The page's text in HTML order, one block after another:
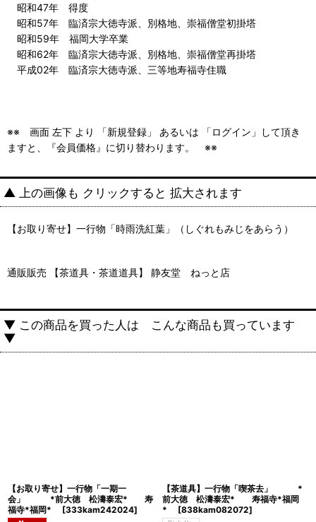
昭和47年 得度
昭和57年 臨済宗大徳寺派、別格地、崇福僧堂初掛塔
昭和59年 福岡大学卒業
昭和62年 臨済宗大徳寺派、別格地、崇福僧堂再掛塔
平成02年 臨済宗大徳寺派、三等地寿福寺住職
※※ 画面 左下 より 「新規登録」 あるいは 「ログイン」して頂き
ますと、『会員価格』に切り替わります。 ※※
▲ 上の画像も クリックすると 拡大されます
【お取り寄せ】一行物「時雨洗紅葉」（しぐれもみじをあらう）
通販販売 【茶道具・茶道道具】 静友堂 ねっと店
▼ この商品を買った人は こんな商品も買っています
▼
【お取り寄せ】一行物「一期一
会」 *前大徳 松濤泰宏* 寿
福寺*福岡*
[333kam242024]
【茶道具】一行物「喫茶去」 *
前大徳 松濤泰宏* 寿福寺*福岡
*
[838kam082072]